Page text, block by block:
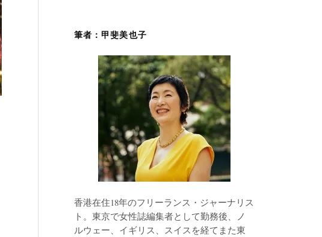
筆者：甲斐美也子
香港在住18年のフリーランス・ジャーナリス
ト。東京で女性誌編集者として勤務後、ノ
ルウェー、イギリス、スイスを経てまた東